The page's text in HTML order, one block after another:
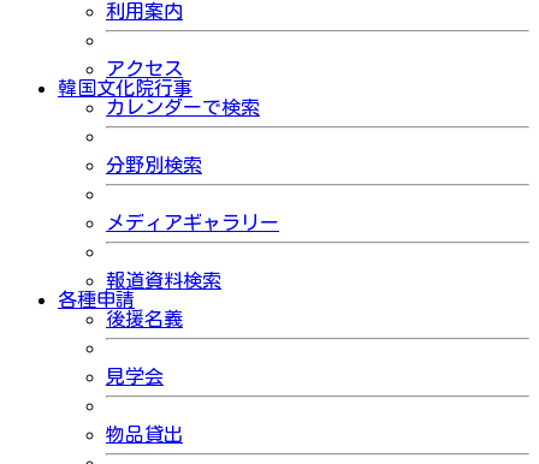
利用案内
アクセス
韓国文化院行事
カレンダーで検索
分野別検索
メディアギャラリー
報道資料検索
各種申請
後援名義
見学会
物品貸出